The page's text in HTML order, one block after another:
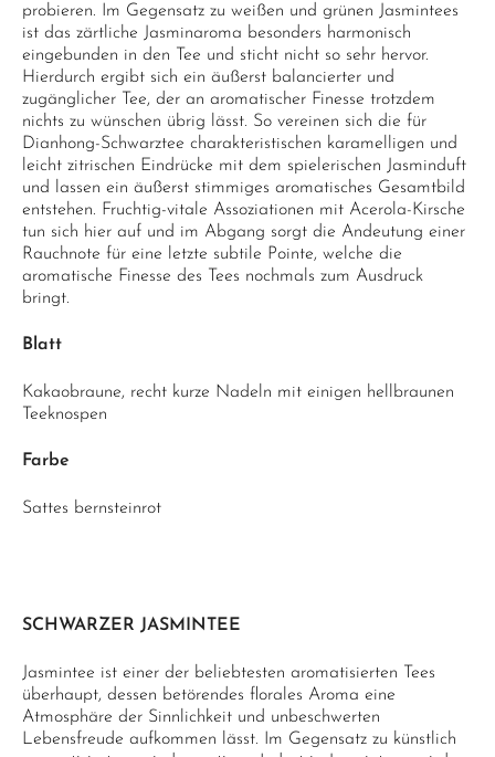
probieren. Im Gegensatz zu weißen und grünen Jasmintees
ist das zärtliche Jasminaroma besonders harmonisch
eingebunden in den Tee und sticht nicht so sehr hervor.
Hierdurch ergibt sich ein äußerst balancierter und
zugänglicher Tee, der an aromatischer Finesse trotzdem
nichts zu wünschen übrig lässt. So vereinen sich die für
Dianhong-Schwarztee charakteristischen karamelligen und
leicht zitrischen Eindrücke mit dem spielerischen Jasminduft
und lassen ein äußerst stimmiges aromatisches Gesamtbild
entstehen. Fruchtig-vitale Assoziationen mit Acerola-Kirsche
tun sich hier auf und im Abgang sorgt die Andeutung einer
Rauchnote für eine letzte subtile Pointe, welche die
aromatische Finesse des Tees nochmals zum Ausdruck
bringt.
Blatt
Kakaobraune, recht kurze Nadeln mit einigen hellbraunen
Teeknospen
Farbe
Sattes bernsteinrot
SCHWARZER JASMINTEE
Jasmintee ist einer der beliebtesten aromatisierten Tees
überhaupt, dessen betörendes florales Aroma eine
Atmosphäre der Sinnlichkeit und unbeschwerten
Lebensfreude aufkommen lässt. Im Gegensatz zu künstlich